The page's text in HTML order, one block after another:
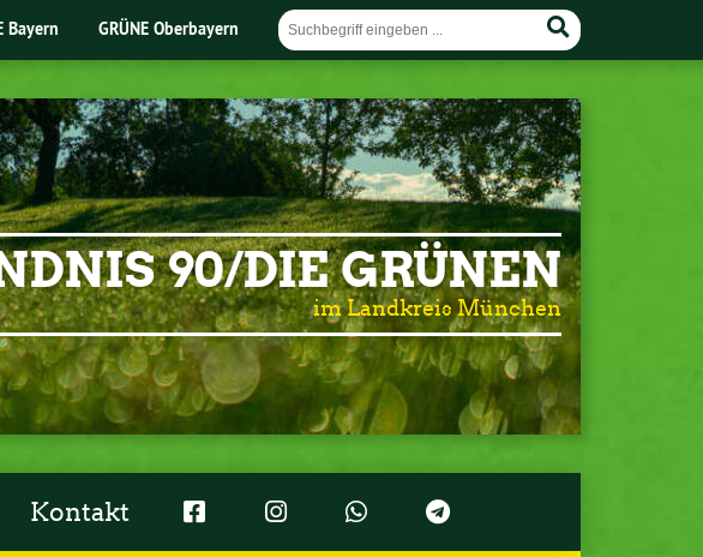
Bayern GRÜNE Oberbayern
90/DIE GRÜNEN
im Landkreis München
Kontakt